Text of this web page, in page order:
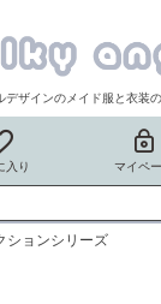
デザインのメイド服と衣装
入り マイペ
ションシリーズ